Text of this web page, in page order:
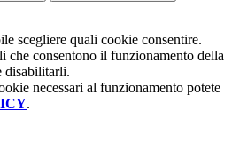
scegliere quali cookie consentire.
che consentono il funzionamento della
disabilitarli.
necessari al funzionamento potete
.